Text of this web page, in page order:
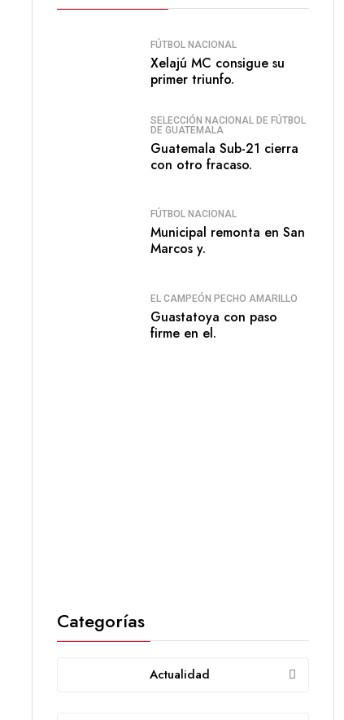
FÚTBOL NACIONAL
Xelajú MC consigue su
primer triunfo.
SELECCIÓN NACIONAL DE FÚTBOL
DE GUATEMALA
Guatemala Sub-21 cierra
con otro fracaso.
FÚTBOL NACIONAL
Municipal remonta en San
Marcos y.
EL CAMPEÓN PECHO AMARILLO
Guastatoya con paso
firme en el.
Categorías
Actualidad